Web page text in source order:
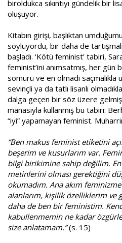
biroldukca sıkıntıyı gündelik bir
oluşuyor.
Kitabın girişi, başlıktan
söylüyordu, bir daha de
başladı. ‘Kötü feminist’ tabiri,
feminist’ini anımsatmış, her
sömürü ve en olmadı
sevinçli ya da tatlı lisanlı
dalga geçen bir söz üzere
manasıyla kullanmış bu tabiri:
“iyi” yapamayan feminist.
“Ben makus feminist etiketini
beşerim ve kusurlarım var.
bilgi birikimine sahip değilim.
metinlerini olması gerektiğini
okumadım. Ana akım
alanlarım, kişilik özelliklerim ve
daha de ben bir feministim.
kabullenmemin ne kadar
size anlatamam.”(s. 15)